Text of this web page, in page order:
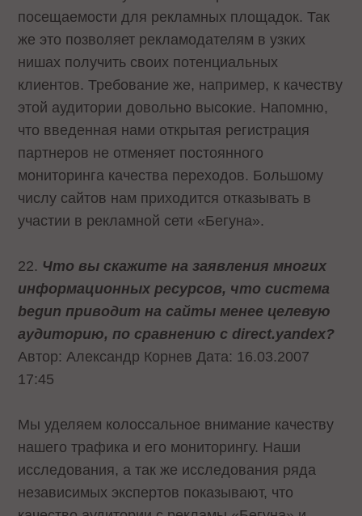
посещаемости для рекламных площадок. Так
же это позволяет рекламодателям в узких
нишах получить своих потенциальных
клиентов. Требование же, например, к качеству
этой аудитории довольно высокие. Напомню,
что введенная нами открытая регистрация
партнеров не отменяет постоянного
мониторинга качества переходов. Большому
числу сайтов нам приходится отказывать в
участии в рекламной сети «Бегуна».
22. Что вы скажите на заявления многих
информационных ресурсов, что система
begun приводит на сайты менее целевую
аудиторию, по сравнению с direct.yandex?
Автор: Александр Корнев Дата: 16.03.2007
17:45
Мы уделяем колоссальное внимание качеству
нашего трафика и его мониторингу. Наши
исследования, а так же исследования ряда
независимых экспертов показывают, что